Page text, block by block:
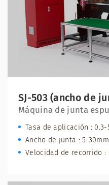
SJ-503 (ancho de
Máquina de junta
Tasa de aplicación : 0.3-
Ancho de junta : 5-
Velocidad de recorrido :